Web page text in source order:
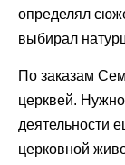
определял
выбирал
По заказам
церквей.
деятельности
церковной